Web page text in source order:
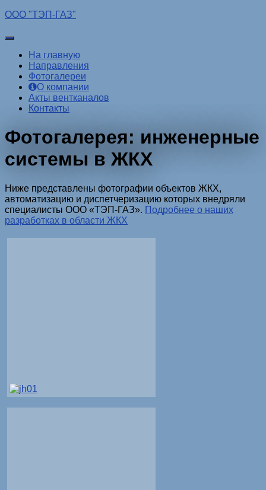
ООО "ТЭП-ГАЗ"
Переключить
навигациюНа главную
Направления
Фотогалереи
О компании
Акты вентканалов
Контакты
Фотогалерея: инженерные
системы в ЖКХ
Ниже представлены фотографии объектов ЖКХ,
автоматизацию и диспетчеризацию которых внедряли
специалисты ООО «ТЭП-ГАЗ». Подробнее о наших
разработках в области ЖКХ